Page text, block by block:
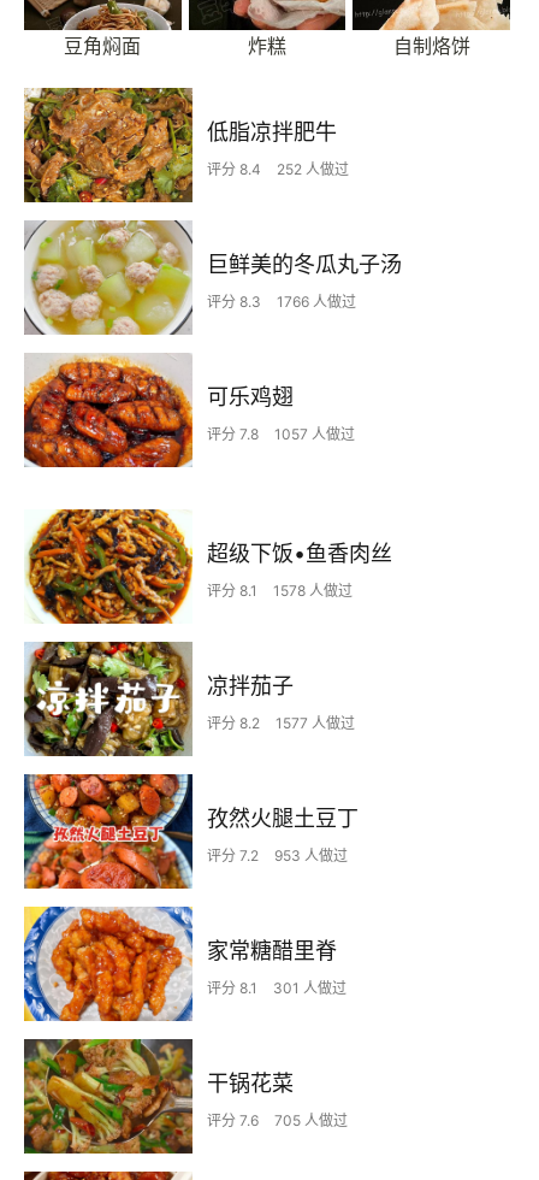
豆角焖面 炸糕 自制烙饼
低脂凉拌肥牛
评分 8.4 252 人做过
巨鲜美的冬瓜丸子汤
评分 8.3 1766 人做过
可乐鸡翅
评分 7.8 1057 人做过
超级下饭•鱼香肉丝
评分 8.1 1578 人做过
凉拌茄子
评分 8.2 1577 人做过
孜然火腿土豆丁
评分 7.2 953 人做过
家常糖醋里脊
评分 8.1 301 人做过
干锅花菜
评分 7.6 705 人做过